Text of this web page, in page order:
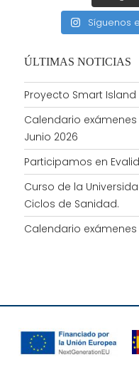
Síguenos
ÚLTIMAS NOTICIAS
Proyecto Smart Island
Calendario
Junio 2026
Participamos en
Curso de la
Ciclos de Sanidad.
Calendario exámenes